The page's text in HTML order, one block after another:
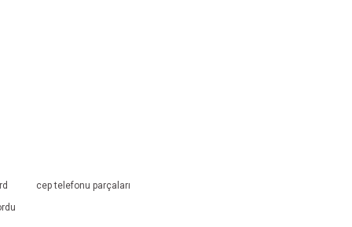
cep telefonu parçaları